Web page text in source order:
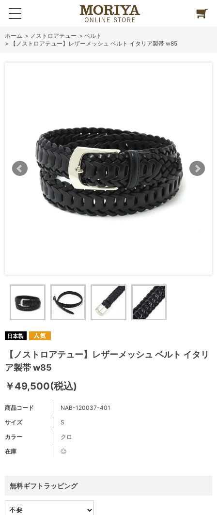
ホーム > ノストロアテュー > ベルト
>
【ノストロアテュー】レザーメッシュ ベルト イタリア製帯 w85
【ノストロアテュー】レザーメッシュ ベルト イタリ
ア製帯 w85
￥49,500(税込)
商品コード
NAB-120037-401
サイズ
S
カラー
クロ
在庫
◎
無料ギフトラッピング